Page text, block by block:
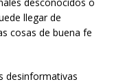
desconocidos o
llegar de
cosas de buena fe
desinformativas